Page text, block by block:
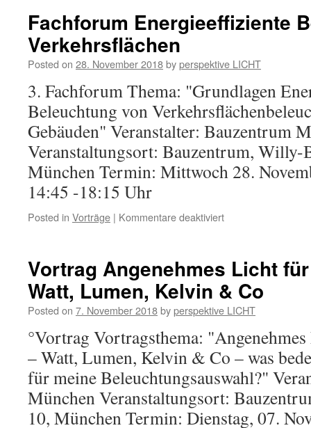
Fachforum Energieeffiziente
Verkehrsflächen
Posted on 28. November 2018byperspektive LICHT
3. Fachforum Thema: "Grundlagen
Beleuchtung von
Gebäuden" Veranstalter: Bauzentrum
Veranstaltungsort: Bauzentrum, Willy-
München Termin: Mittwoch 28.
14:45 -18:15 Uhr
Posted in Vorträge | Kommentare deaktiviert
Vortrag Angenehmes Licht
Watt, Lumen, Kelvin & Co
Posted on 7. November 2018byperspektive LICHT
°Vortrag Vortragsthema:
– Watt, Lumen, Kelvin & Co – was
für meine Beleuchtungsauswahl?"
München Veranstaltungsort:
10, München Termin: Dienstag, 07.